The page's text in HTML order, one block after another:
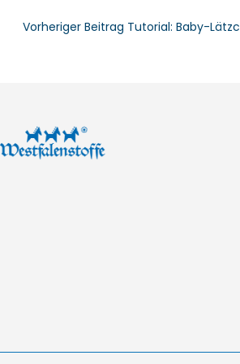
Vorheriger Beitrag Tutorial: Baby-